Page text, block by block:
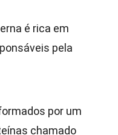
é rica em
pela
por um
chamado